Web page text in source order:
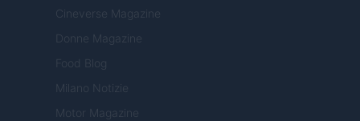
Cineverse Magazine
Donne Magazine
Food Blog
Milano Notizie
Motor Magazine